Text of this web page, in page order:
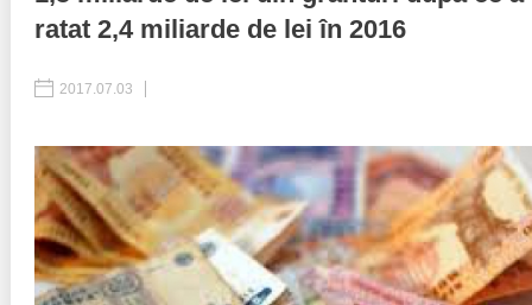
Implemented projects
Procedures manual
Notes & positions
Best parctices
Governance transparency
Sociometric Laboratory
People Watch
National Business Agenda
ratat 2,4 miliarde de lei în 2016
2017.07.03